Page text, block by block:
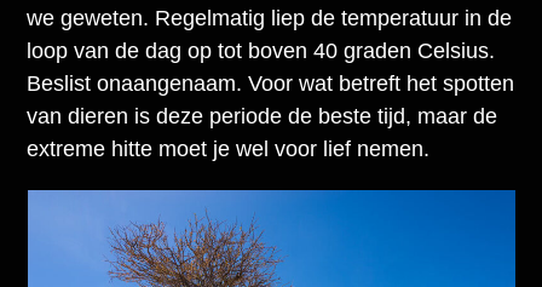
we geweten. Regelmatig liep de temperatuur in de
loop van de dag op tot boven 40 graden Celsius.
Beslist onaangenaam. Voor wat betreft het spotten
van dieren is deze periode de beste tijd, maar de
extreme hitte moet je wel voor lief nemen.